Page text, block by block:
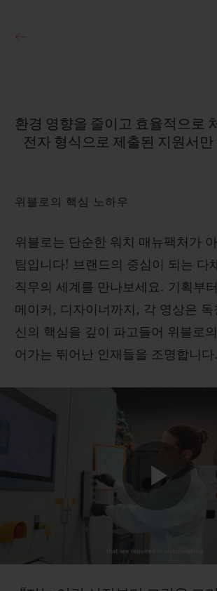
환경 영향을 줄이고 효율적으로
전자 형식으로 제출된 지원서만
위블로의 핵심 노하우
위블로는 단순한 워치 매뉴팩처가
팀입니다! 브랜드의 중심이 되는 다
직무의 세계를 만나보세요. 기획부
메이커, 디자이너까지, 각 영상은 독
신의 핵심을 깊이 파고들어 위블로
어가는 뛰어난 인재들을 조명합니다.